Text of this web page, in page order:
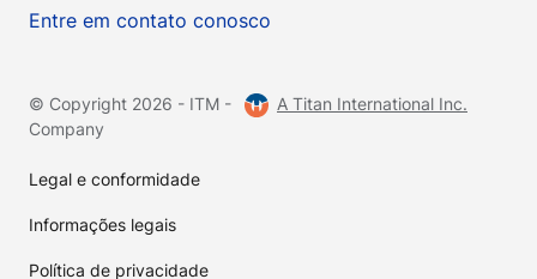
Entre em contato conosco
© Copyright 2026 - ITM -
A Titan International Inc.
Company
Legal e conformidade
Informações legais
Política de privacidade